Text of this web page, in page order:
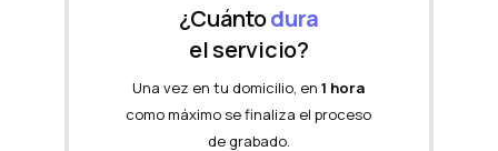
¿Cuántodura
el servicio?
Una vez en tu domicilio, en1 hora
como máximo se finaliza el proceso
de grabado.